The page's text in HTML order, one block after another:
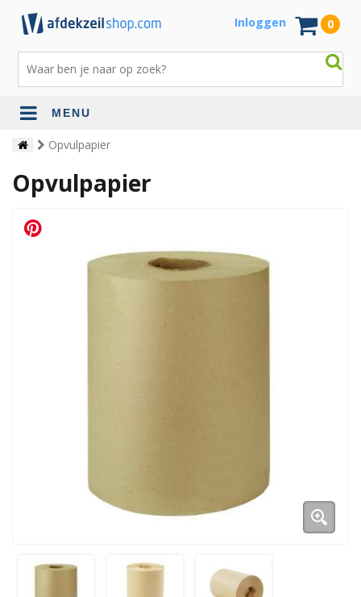
Inloggen 0
MENU
Opvulpapier
Opvulpapier